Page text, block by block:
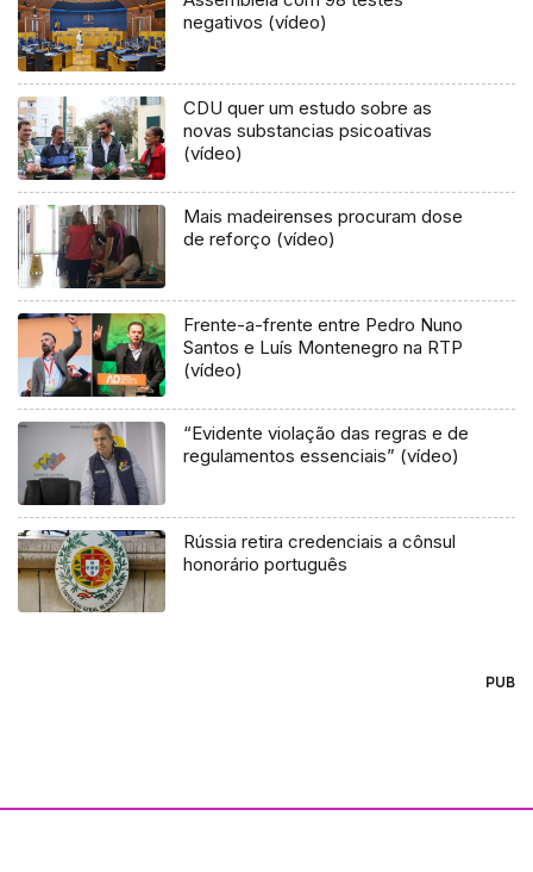
negativos (vídeo)
CDU quer um estudo sobre as
novas substancias psicoativas
(vídeo)
Mais madeirenses procuram dose
de reforço (vídeo)
Frente-a-frente entre Pedro Nuno
Santos e Luís Montenegro na RTP
(vídeo)
“Evidente violação das regras e de
regulamentos essenciais” (vídeo)
Rússia retira credenciais a cônsul
honorário português
PUB